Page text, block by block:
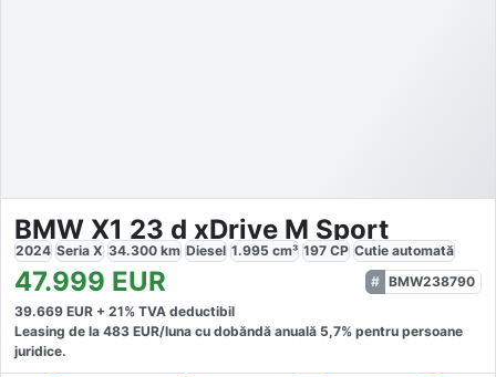
BMW X1 23 d xDrive M Sport
2024 Seria X 34.300 km Diesel 1.995 cm³ 197 CP Cutie automată
47.999 EUR
BMW238790
39.669 EUR + 21% TVA deductibil
Leasing de la 483 EUR/luna cu dobăndă anuală 5,7% pentru persoane
juridice.